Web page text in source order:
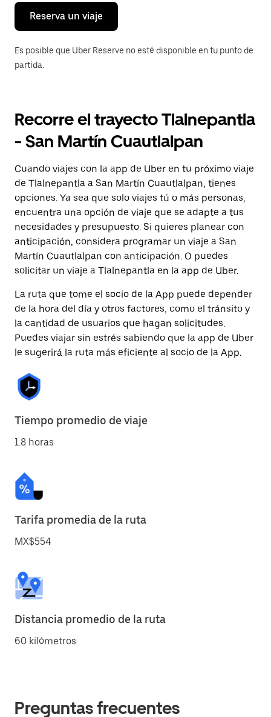
Reserva un viaje
Es posible que Uber Reserve no esté disponible en tu punto de
partida.
Recorre el trayecto Tlalnepantla
- San Martín Cuautlalpan
Cuando viajes con la app de Uber en tu próximo viaje
de Tlalnepantla a San Martín Cuautlalpan, tienes
opciones. Ya sea que solo viajes tú o más personas,
encuentra una opción de viaje que se adapte a tus
necesidades y presupuesto. Si quieres planear con
anticipación, considera programar un viaje a San
Martín Cuautlalpan con anticipación. O puedes
solicitar un viaje a Tlalnepantla en la app de Uber.
La ruta que tome el socio de la App puede depender
de la hora del día y otros factores, como el tránsito y
la cantidad de usuarios que hagan solicitudes.
Puedes viajar sin estrés sabiendo que la app de Uber
le sugerirá la ruta más eficiente al socio de la App.
Tiempo promedio de viaje
1.8 horas
Tarifa promedia de la ruta
MX$554
Distancia promedio de la ruta
60 kilómetros
Preguntas frecuentes